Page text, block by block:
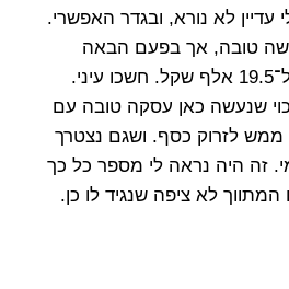
לא נורא, ובגדר האפשרי.
טובה, אך בפעם הבאה
שדיברנו, המחיר עלה ל־19.5 אלף שקל. חשכו עיני.
שנעשה כאן עסקה טובה עם
ממש לזרוק כסף. ושגם נצטרך
זה היה נראה לי מספר כל כך
לא ציפה שנגיד לו כן.